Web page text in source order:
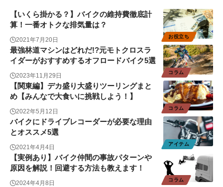
お役立ち
【いくら掛かる？】バイクの維持費徹底計
算！一番オトクな排気量は？
2021年7月20日
コラム
最強林道マシンはどれだ!?元モトクロスラ
イダーがおすすめするオフロードバイク5選
2023年11月29日
コラム
【関東編】デカ盛り大盛りツーリングまと
め【みんなで大食いに挑戦しよう！】
2022年5月12日
アイテム
バイクにドライブレコーダーが必要な理由
とオススメ5選
2021年4月4日
コラム
【実例あり】バイク仲間の事故パターンや
原因を解説！回避する方法も教えます！
2024年4月8日